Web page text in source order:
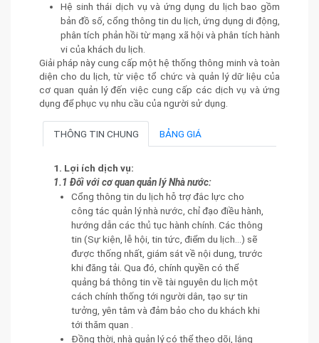
Hệ sinh thái dịch vụ và ứng dụng du lịch bao gồm
bản đồ số, cổng thông tin du lịch, ứng dụng di động,
phân tích phản hồi từ mạng xã hội và phân tích hành
vi của khách du lịch.
Giải pháp này cung cấp một hệ thống thông minh và toàn
diện cho du lịch, từ việc tổ chức và quản lý dữ liệu của
cơ quan quản lý đến việc cung cấp các dịch vụ và ứng
dụng để phục vụ nhu cầu của người sử dụng.
THÔNG TIN CHUNG BẢNG GIÁ
1. Lợi ích dịch vụ:
1.1 Đối với cơ quan quản lý Nhà nước:
Cổng thông tin du lịch hỗ trợ đắc lực cho
công tác quản lý nhà nước, chỉ đạo điều hành,
hướng dẫn các thủ tục hành chính. Các thông
tin (Sự kiện, lễ hội, tin tức, điểm du lịch...) sẽ
được thống nhất, giám sát về nội dung, trước
khi đăng tải. Qua đó, chính quyền có thể
quảng bá thông tin về tài nguyên du lịch một
cách chính thống tới người dân, tạo sự tin
tưởng, yên tâm và đảm bảo cho du khách khi
tới thăm quan .
Đồng thời, nhà quản lý có thể theo dõi, lắng